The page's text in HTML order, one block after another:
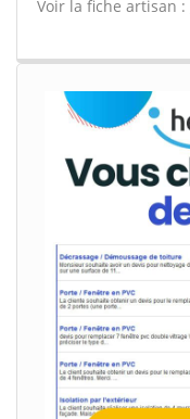
Voir la fiche artisan :